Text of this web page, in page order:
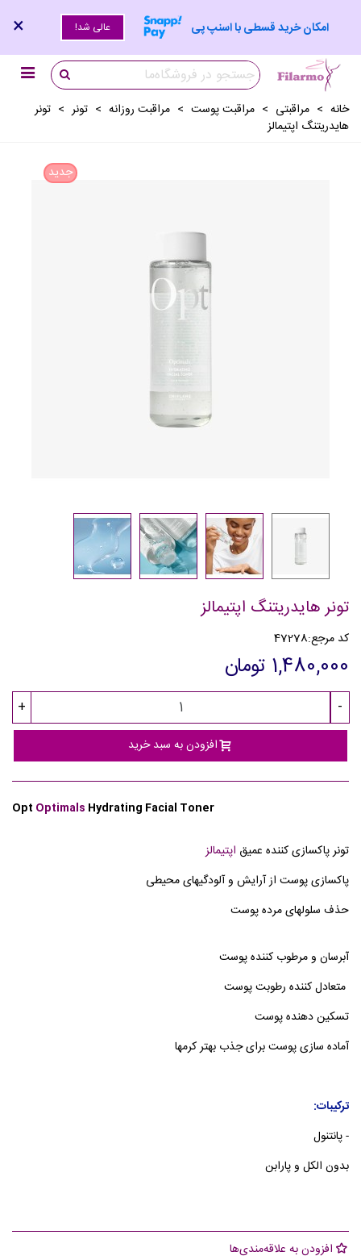
امکان خرید قسطی با اسنپ پی عالی شد! ×
خانه > مراقبتی > مراقبت پوست > مراقبت روزانه > تونر > تونر
هایدریتنگ اپتیمالز
جدید
تونر هایدریتنگ اپتیمالز
کد مرجع:47278
1,480,000 تومان
-
+
افزودن به سبد خرید
Opt Optimals Hydrating Facial Toner
تونر پاکسازی کننده عمیق اپتیمالز
پاکسازی پوست از آرایش و آلودگیهای محیطی
حذف سلولهای مرده پوست
آبرسان و مرطوب کننده پوست
متعادل کننده رطوبت پوست
تسکین دهنده پوست
آماده سازی پوست برای جذب بهتر کرمها
ترکیبات:
- پانتنول
بدون الکل و پارابن
افزودن به علاقه‌مندی‌ها